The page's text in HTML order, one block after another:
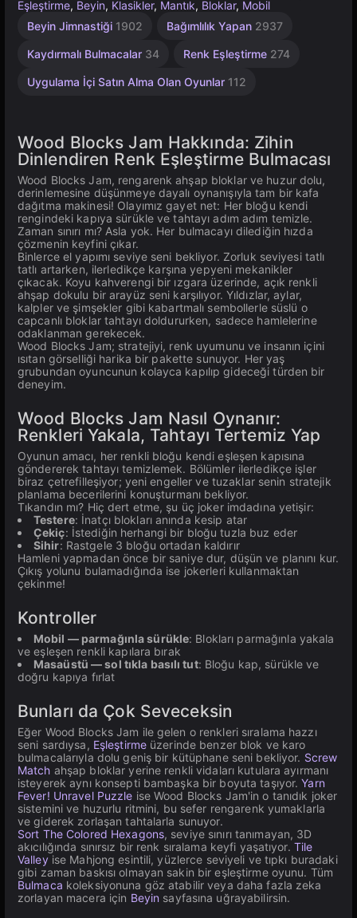
Eşleştirme, Beyin, Klasikler, Mantık, Bloklar, Mobil
Beyin Jimnastiği 1902 Bağımlılık Yapan 2937
Kaydırmalı Bulmacalar 34 Renk Eşleştirme 274
Uygulama İçi Satın Alma Olan Oyunlar 112
Wood Blocks Jam Hakkında: Zihin
Dinlendiren Renk Eşleştirme Bulmacası
Wood Blocks Jam, rengarenk ahşap bloklar ve huzur dolu,
derinlemesine düşünmeye dayalı oynanışıyla tam bir kafa
dağıtma makinesi! Olayımız gayet net: Her bloğu kendi
rengindeki kapıya sürükle ve tahtayı adım adım temizle.
Zaman sınırı mı? Asla yok. Her bulmacayı dilediğin hızda
çözmenin keyfini çıkar.
Binlerce el yapımı seviye seni bekliyor. Zorluk seviyesi tatlı
tatlı artarken, ilerledikçe karşına yepyeni mekanikler
çıkacak. Koyu kahverengi bir ızgara üzerinde, açık renkli
ahşap dokulu bir arayüz seni karşılıyor. Yıldızlar, aylar,
kalpler ve şimşekler gibi kabartmalı sembollerle süslü o
capcanlı bloklar tahtayı doldururken, sadece hamlelerine
odaklanman gerekecek.
Wood Blocks Jam; stratejiyi, renk uyumunu ve insanın içini
ısıtan görselliği harika bir pakette sunuyor. Her yaş
grubundan oyuncunun kolayca kapılıp gideceği türden bir
deneyim.
Wood Blocks Jam Nasıl Oynanır:
Renkleri Yakala, Tahtayı Tertemiz Yap
Oyunun amacı, her renkli bloğu kendi eşleşen kapısına
göndererek tahtayı temizlemek. Bölümler ilerledikçe işler
biraz çetrefilleşiyor; yeni engeller ve tuzaklar senin stratejik
planlama becerilerini konuşturmanı bekliyor.
Tıkandın mı? Hiç dert etme, şu üç joker imdadına yetişir:
Testere: İnatçı blokları anında kesip atar
Çekiç: İstediğin herhangi bir bloğu tuzla buz eder
Sihir: Rastgele 3 bloğu ortadan kaldırır
Hamleni yapmadan önce bir saniye dur, düşün ve planını kur.
Çıkış yolunu bulamadığında ise jokerleri kullanmaktan
çekinme!
Kontroller
Mobil — parmağınla sürükle: Blokları parmağınla yakala
ve eşleşen renkli kapılara bırak
Masaüstü — sol tıkla basılı tut: Bloğu kap, sürükle ve
doğru kapıya fırlat
Bunları da Çok Seveceksin
Eğer Wood Blocks Jam ile gelen o renkleri sıralama hazzı
seni sardıysa, Eşleştirme üzerinde benzer blok ve karo
bulmacalarıyla dolu geniş bir kütüphane seni bekliyor. Screw
Match ahşap bloklar yerine renkli vidaları kutulara ayırmanı
isteyerek aynı konsepti bambaşka bir boyuta taşıyor.Yarn
Fever! Unravel Puzzle ise Wood Blocks Jam'in o tanıdık joker
sistemini ve huzurlu ritmini, bu sefer rengarenk yumaklarla
ve giderek zorlaşan tahtalarla sunuyor.
Sort The Colored Hexagons, seviye sınırı tanımayan, 3D
akıcılığında sınırsız bir renk sıralama keyfi yaşatıyor. Tile
Valleyise Mahjong esintili, yüzlerce seviyeli ve tıpkı buradaki
gibi zaman baskısı olmayan sakin bir eşleştirme oyunu. Tüm
Bulmaca koleksiyonuna göz atabilir veya daha fazla zeka
zorlayan macera için Beyin sayfasına uğrayabilirsin.